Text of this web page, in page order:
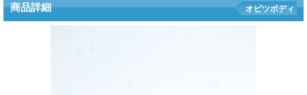
商品詳細 オビツボディ